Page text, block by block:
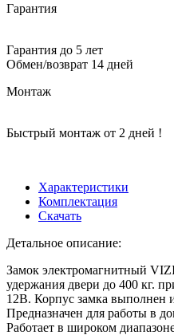
Гарантия
Гарантия до 5 лет
Обмен/возврат 14 дней
Монтаж
Быстрый монтаж от 2 дней !
Характеристики
Комплектация
Скачать
Детальное описание:
Замок электромагнитный
удержания двери до 400 кг.
12В. Корпус замка выполнен
Предназначен для работы в
Работает в широком